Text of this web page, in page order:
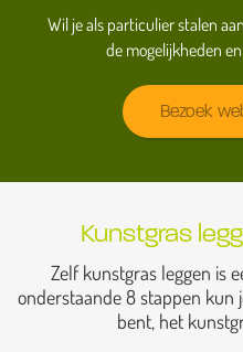
Wil je als particulier stalen
de mogelijkheden
Bezoek
Kunstgras
Zelf kunstgras leggen is
onderstaande 8 stappen kun
bent, het